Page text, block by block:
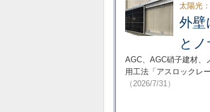
太陽光：
外
と
AGC、AGC硝子建材、
用工法「アスロックレ
（2026/7/31）